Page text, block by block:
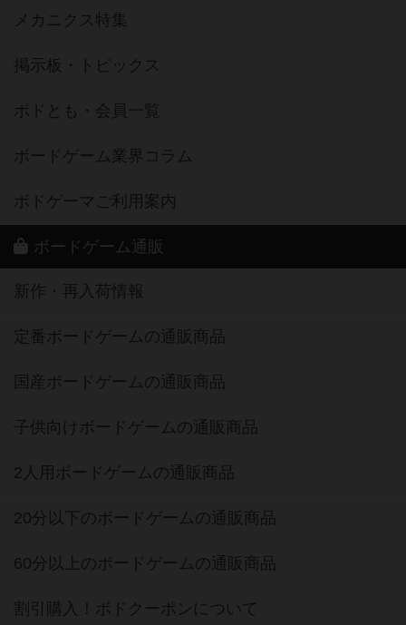
メカニクス特集
掲示板・トピックス
ボドとも・会員一覧
ボードゲーム業界コラム
ボドゲーマご利用案内
ボードゲーム通販
新作・再入荷情報
定番ボードゲームの通販商品
国産ボードゲームの通販商品
子供向けボードゲームの通販商品
2人用ボードゲームの通販商品
20分以下のボードゲームの通販商品
60分以上のボードゲームの通販商品
割引購入！ボドクーポンについて